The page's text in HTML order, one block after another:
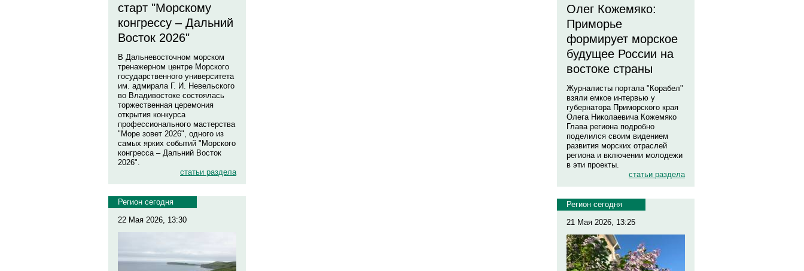
старт "Морскому
конгрессу – Дальний
Восток 2026"
В Дальневосточном морском
тренажерном центре Морского
государственного университета
им. адмирала Г. И. Невельского
во Владивостоке состоялась
торжественная церемония
открытия конкурса
профессионального мастерства
"Море зовет 2026", одного из
самых ярких событий "Морского
конгресса – Дальний Восток
2026".
статьи раздела
Регион сегодня
22 Мая 2026, 13:30
Олег Кожемяко:
Приморье
формирует морское
будущее России на
востоке страны
Журналисты портала "Корабел"
взяли емкое интервью у
губернатора Приморского края
Олега Николаевича Кожемяко
Глава региона подробно
поделился своим видением
развития морских отраслей
региона и включении молодежи
в эти проекты.
статьи раздела
Регион сегодня
21 Мая 2026, 13:25